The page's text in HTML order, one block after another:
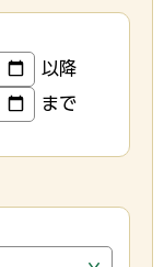
以降
まで